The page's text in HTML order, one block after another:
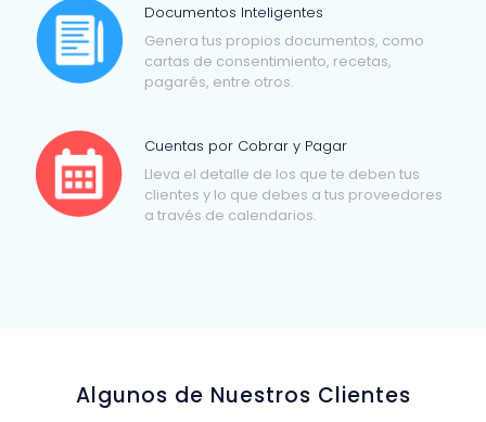
Documentos Inteligentes
Genera tus propios documentos, como
cartas de consentimiento, recetas,
pagarés, entre otros.
Cuentas por Cobrar y Pagar
Lleva el detalle de los que te deben tus
clientes y lo que debes a tus proveedores
a través de calendarios.
Algunos de Nuestros Clientes